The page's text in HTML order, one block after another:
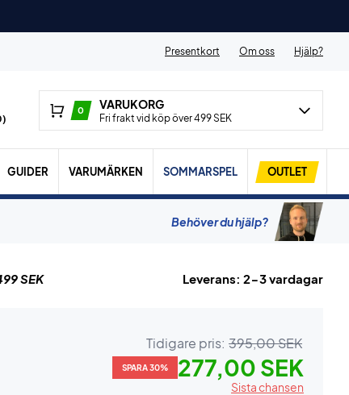
Presentkort Om oss Hjälp?
)
0 VARUKORG
Fri frakt vid köp över 499 SEK
GUIDER VARUMÄRKEN SOMMARSPEL OUTLET
Behöver du hjälp?
SEK Leverans: 2-3 vardagar
Tidigare pris: 395,00 SEK
SPARA 30% 277,00 SEK
Sista chansen